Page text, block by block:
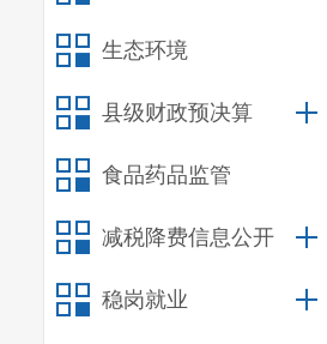
生态环境
县级财政预决算
食品药品监管
减税降费信息公开
稳岗就业